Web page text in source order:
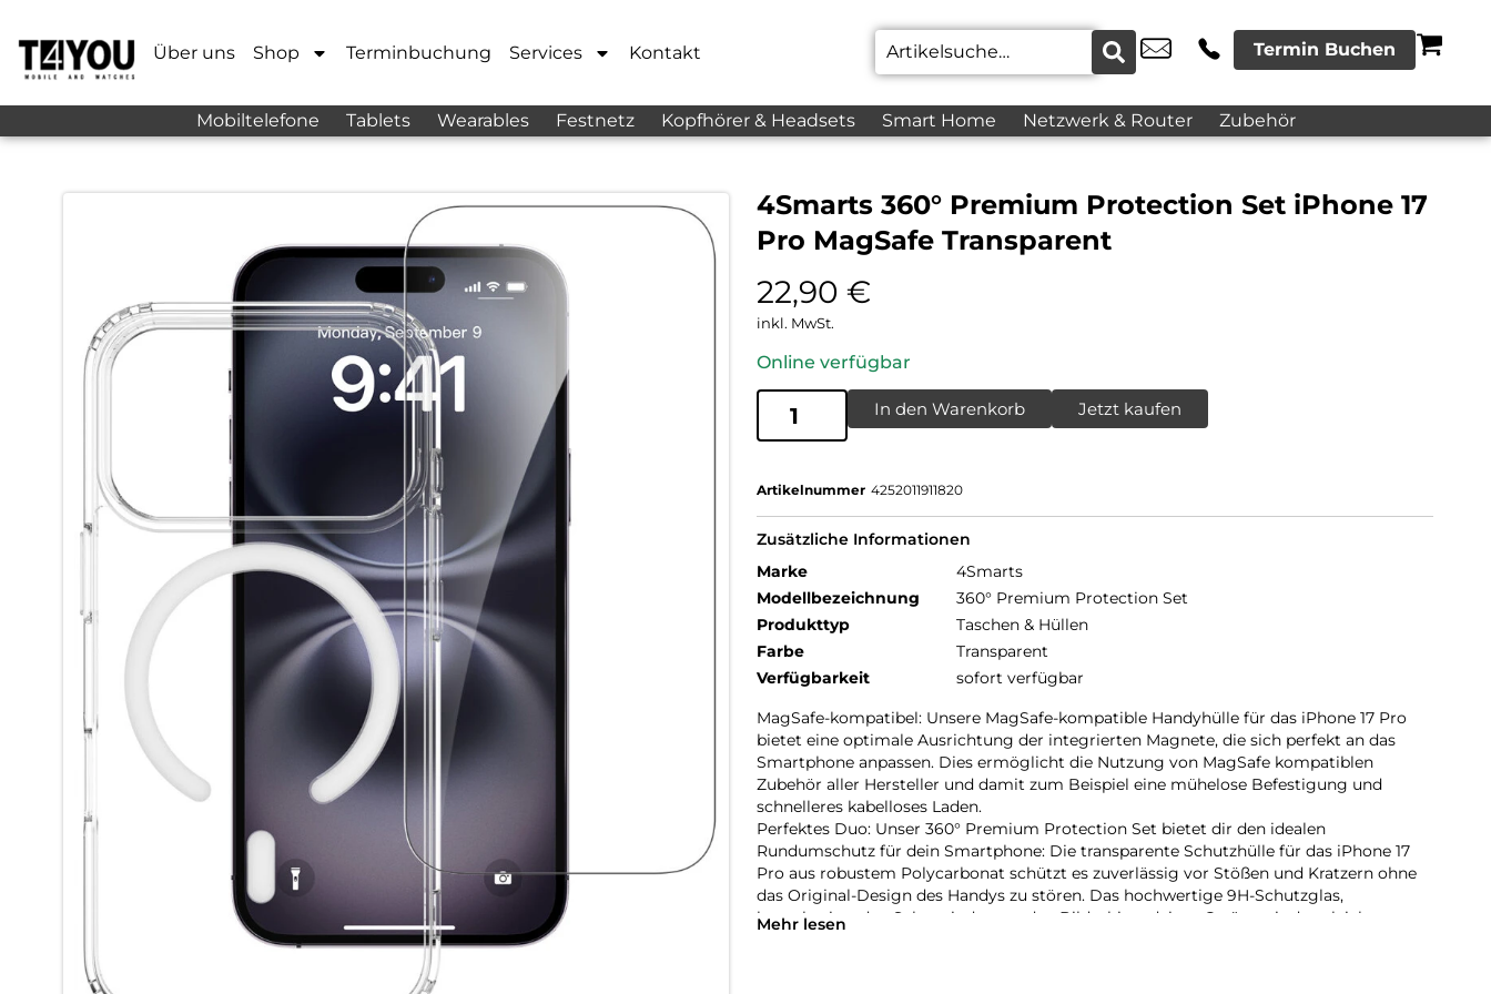
Über uns Shop Terminbuchung Services Kontakt Termin Buchen
Mobiltelefone Tablets Wearables Festnetz Kopfhörer & Headsets Smart Home Netzwerk & Router Zubehör
4Smarts 360° Premium Protection Set iPhone 17
Pro MagSafe Transparent
22,90 €
inkl. MwSt.
Online verfügbar
In den Warenkorb Jetzt kaufen
Artikelnummer 4252011911820
Zusätzliche Informationen
Marke
4Smarts
Modellbezeichnung
360° Premium Protection Set
Produkttyp
Taschen & Hüllen
Farbe
Transparent
Verfügbarkeit
sofort verfügbar
MagSafe-kompatibel: Unsere MagSafe-kompatible Handyhülle für das iPhone 17 Pro
bietet eine optimale Ausrichtung der integrierten Magnete, die sich perfekt an das
Smartphone anpassen. Dies ermöglicht die Nutzung von MagSafe kompatiblen
Zubehör aller Hersteller und damit zum Beispiel eine mühelose Befestigung und
schnelleres kabelloses Laden.
Perfektes Duo: Unser 360° Premium Protection Set bietet dir den idealen
Rundumschutz für dein Smartphone: Die transparente Schutzhülle für das iPhone 17
Pro aus robustem Polycarbonat schützt es zuverlässig vor Stößen und Kratzern ohne
das Original-Design des Handys zu stören. Das hochwertige 9H-Schutzglas,
komplettiert den Schutz indem es den Bildschirm deines Geräts mit der gleichen
Mehr lesen